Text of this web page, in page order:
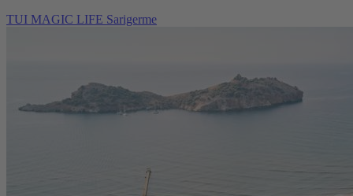
TUI MAGIC LIFE Sarigerme